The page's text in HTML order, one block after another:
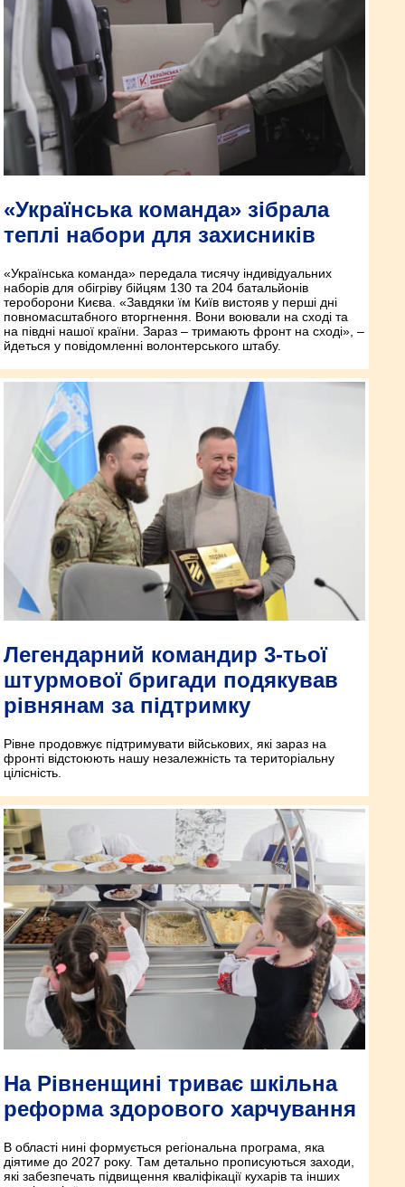
«Українська команда» зібрала
теплі набори для захисників
«Українська команда» передала тисячу індивідуальних
наборів для обі­гріву бійцям 130 та 204 батальйонів
тероборони Києва. «Завдяки їм Київ вистояв у перші дні
повномасштабного вторгнення. Вони воювали на сході та
на півдні нашої країни. Зараз – тримають фронт на сході», –
йдеться у повідомленні волонтерського штабу.
Легендарний командир 3-тьої
штурмової бригади подякував
рівнянам за підтримку
Рівне продовжує підтримувати військових, які зараз на
фронті відстоюють нашу незалежність та територіальну
цілісність.
На Рівненщині триває шкільна
реформа здорового харчування
В області нині формується регіональна програма, яка
діятиме до 2027 року. Там детально прописуються заходи,
які забезпечать підвищення кваліфікації кухарів та інших